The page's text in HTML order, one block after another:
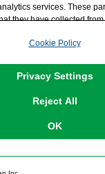
services. These
they have collected
Cookies, please
at any time via
Cookie Policy
Privacy Settings
Reject All
OK